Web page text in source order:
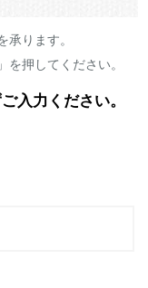
承ります。
押してください。
入力ください。